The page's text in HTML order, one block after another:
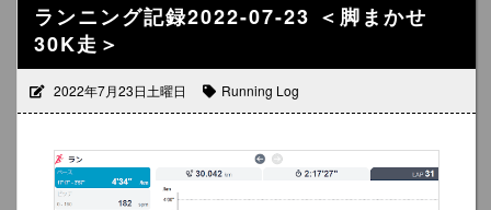
ランニング記録2022-07-23 ＜脚まかせ
30K走＞
2022年7月23日土曜日 Running Log